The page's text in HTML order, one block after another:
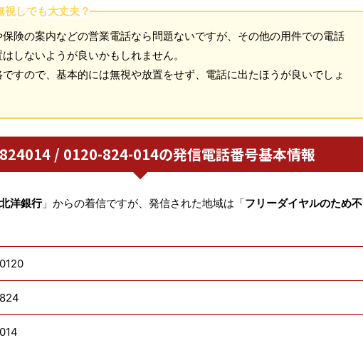
視しても大丈夫？
険の案内などの営業電話なら問題ないですが、その他の用件での電話
しないようが良いかもしれません。
すので、基本的には無視や放置をせず、電話に出たほうが良いでしょ
/ 0120-824-014の発信電話番号基本情報
北洋銀行」からの着信ですが、発信された地域は「フリーダイヤルのため不
0120
824
014